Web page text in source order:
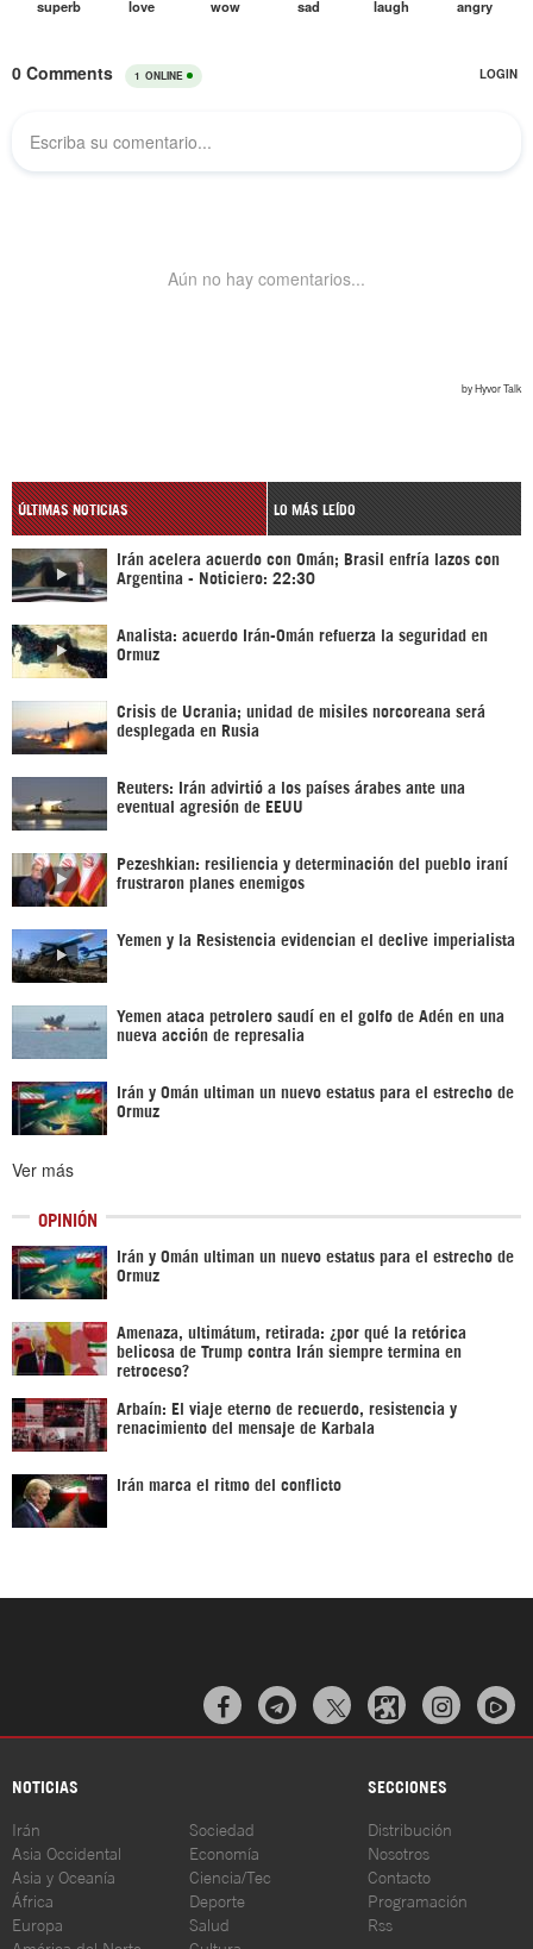
ÚLTIMAS NOTICIAS LO MÁS LEÍDO
Irán acelera acuerdo con Omán; Brasil enfría lazos con
Argentina - Noticiero: 22:30
Analista: acuerdo Irán-Omán refuerza la seguridad en
Ormuz
Crisis de Ucrania; unidad de misiles norcoreana será
desplegada en Rusia
Reuters: Irán advirtió a los países árabes ante una
eventual agresión de EEUU
Pezeshkian: resiliencia y determinación del pueblo iraní
frustraron planes enemigos
Yemen y la Resistencia evidencian el declive imperialista
Yemen ataca petrolero saudí en el golfo de Adén en una
nueva acción de represalia
Irán y Omán ultiman un nuevo estatus para el estrecho de
Ormuz
Ver más
OPINIÓN
Irán y Omán ultiman un nuevo estatus para el estrecho de
Ormuz
Amenaza, ultimátum, retirada: ¿por qué la retórica
belicosa de Trump contra Irán siempre termina en
retroceso?
Arbaín: El viaje eterno de recuerdo, resistencia y
renacimiento del mensaje de Karbala
Irán marca el ritmo del conflicto
  
NOTICIAS SECCIONES
Irán
Asia Occidental
Asia y Oceanía
África
Europa
América del Norte
Sociedad
Economía
Ciencia/Tec
Deporte
Salud
Cultura
Distribución
Nosotros
Contacto
Programación
Rss